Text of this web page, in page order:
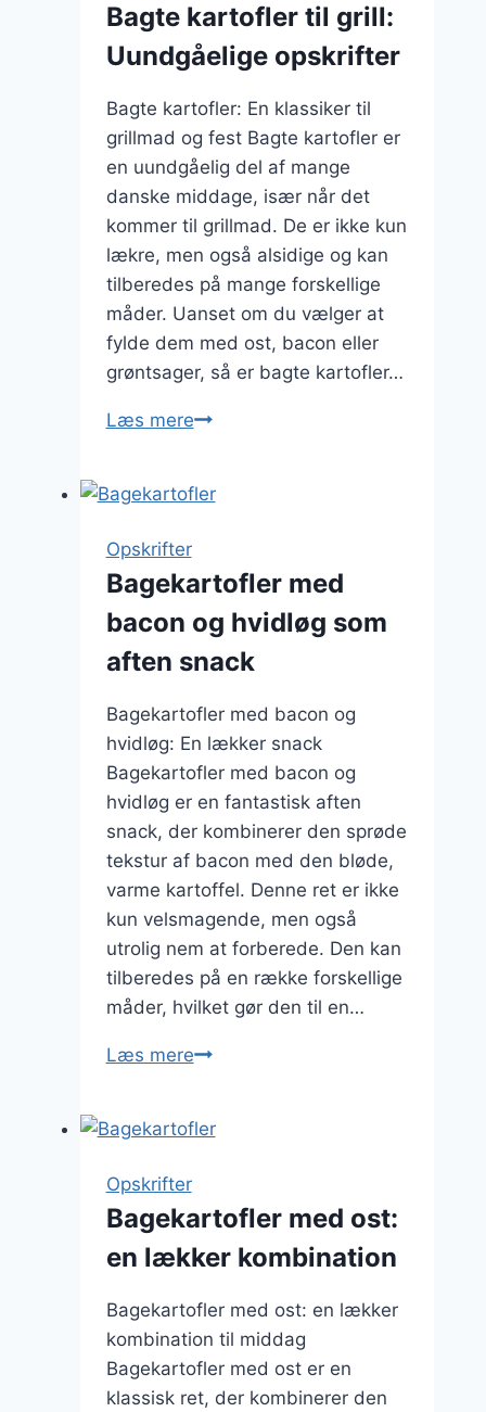
Bagte kartofler til grill:
Uundgåelige opskrifter
Bagte kartofler: En klassiker til
grillmad og fest Bagte kartofler er
en uundgåelig del af mange
danske middage, især når det
kommer til grillmad. De er ikke kun
lækre, men også alsidige og kan
tilberedes på mange forskellige
måder. Uanset om du vælger at
fylde dem med ost, bacon eller
grøntsager, så er bagte kartofler…
Læs mereBagte
grill:
Opskrifter
Bagekartofler med
bacon og hvidløg som
aften snack
Bagekartofler med bacon og
hvidløg: En lækker snack
Bagekartofler med bacon og
hvidløg er en fantastisk aften
snack, der kombinerer den sprøde
tekstur af bacon med den bløde,
varme kartoffel. Denne ret er ikke
kun velsmagende, men også
utrolig nem at forberede. Den kan
tilberedes på en række forskellige
måder, hvilket gør den til en…
Læs mereBagekartofler
og
aften
snack
Opskrifter
Bagekartofler med ost:
en lækker kombination
Bagekartofler med ost: en lækker
kombination til middag
Bagekartofler med ost er en
klassisk ret, der kombinerer den